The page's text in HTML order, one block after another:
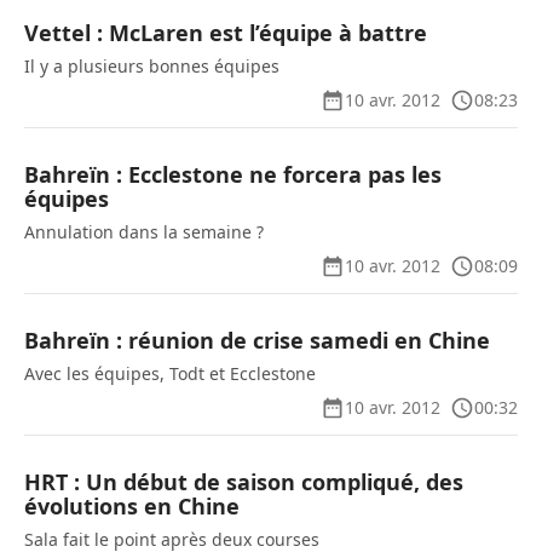
Vettel : McLaren est l’équipe à battre
Il y a plusieurs bonnes équipes
10 avr. 2012
08:23
Bahreïn : Ecclestone ne forcera pas les
équipes
Annulation dans la semaine ?
10 avr. 2012
08:09
Bahreïn : réunion de crise samedi en Chine
Avec les équipes, Todt et Ecclestone
10 avr. 2012
00:32
HRT : Un début de saison compliqué, des
évolutions en Chine
Sala fait le point après deux courses